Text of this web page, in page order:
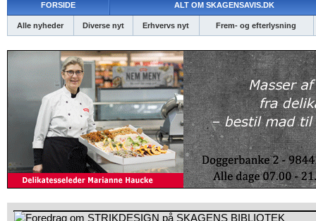
FORSIDE ALT OM SKAGENSAVIS.DK
Alle nyheder Diverse nyt Erhvervs nyt Frem- og efterlysning